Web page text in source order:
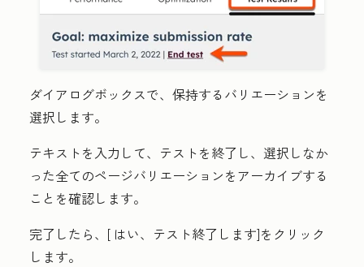
ダイアログボックスで、保持するバリエーションを
選択します。
テキストを入力して、テストを終了し、選択しなか
った全てのページバリエーションをアーカイブする
ことを確認します。
完了したら、[ はい、テスト終了します]をクリック
します。